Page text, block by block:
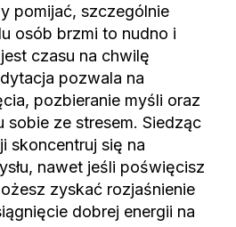
pomijać, szczególnie
osób brzmi to nudno i
czasu na chwilę
pozwala na
pozbieranie myśli oraz
sobie ze stresem. Siedząc
skoncentruj się na
nawet jeśli poświęcisz
zyskać rozjaśnienie
dobrej energii na